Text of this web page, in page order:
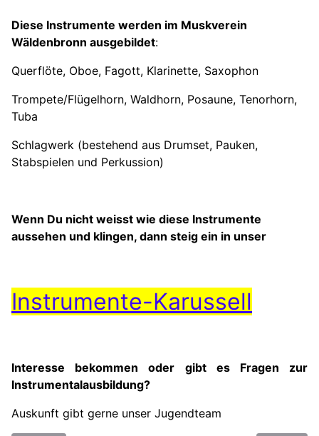
Diese Instrumente werden im Muskverein
Wäldenbronn ausgebildet:
Querflöte, Oboe, Fagott, Klarinette, Saxophon
Trompete/Flügelhorn, Waldhorn, Posaune, Tenorhorn,
Tuba
Schlagwerk (bestehend aus Drumset, Pauken,
Stabspielen und Perkussion)
Wenn Du nicht weisst wie diese Instrumente
aussehen und klingen, dann steig ein in unser
Instrumente-Karussell
Interesse bekommen oder gibt es Fragen zur
Instrumentalausbildung?
Auskunft gibt gerne unser Jugendteam